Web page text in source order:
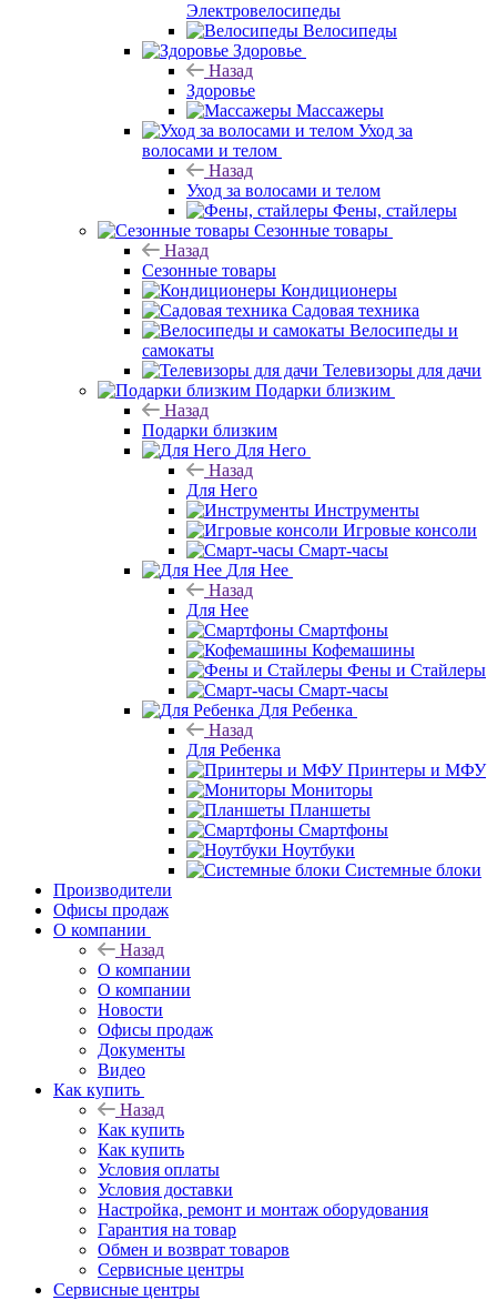
Электровелосипеды
Велосипеды
Здоровье
Назад
Здоровье
Массажеры
Уход за
волосами и телом
Назад
Уход за волосами и телом
Фены, стайлеры
Сезонные товары
Назад
Сезонные товары
Кондиционеры
Садовая техника
Велосипеды и
самокаты
Телевизоры для дачи
Подарки близким
Назад
Подарки близким
Для Него
Назад
Для Него
Инструменты
Игровые консоли
Смарт-часы
Для Нее
Назад
Для Нее
Смартфоны
Кофемашины
Фены и Стайлеры
Смарт-часы
Для Ребенка
Назад
Для Ребенка
Принтеры и МФУ
Мониторы
Планшеты
Смартфоны
Ноутбуки
Системные блоки
Производители
Офисы продаж
О компании
Назад
О компании
О компании
Новости
Офисы продаж
Документы
Видео
Как купить
Назад
Как купить
Как купить
Условия оплаты
Условия доставки
Настройка, ремонт и монтаж оборудования
Гарантия на товар
Обмен и возврат товаров
Сервисные центры
Сервисные центры